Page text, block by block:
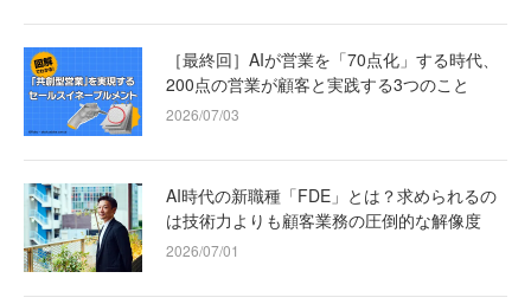
［最終回］AIが営業を「70点化」する時代、
200点の営業が顧客と実践する3つのこと
2026/07/03
AI時代の新職種「FDE」とは？求められるの
は技術力よりも顧客業務の圧倒的な解像度
2026/07/01